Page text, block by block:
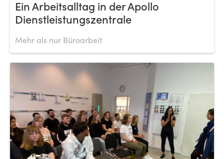
Ein Arbeitsalltag in der Apollo
Dienstleistungszentrale
Mehr als nur Büroarbeit